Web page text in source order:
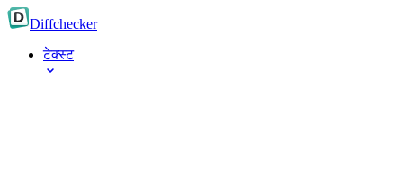
Diffchecker
टेक्स्ट